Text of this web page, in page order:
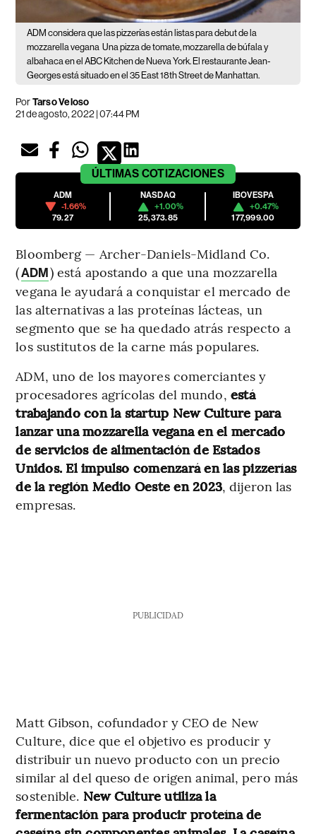
ADM considera que las pizzerías están listas para debut de la
mozzarella vegana Una pizza de tomate, mozzarella de búfala y
albahaca en el ABC Kitchen de Nueva York. El restaurante Jean-
Georges está situado en el 35 East 18th Street de Manhattan.
PorTarso Veloso
21 de agosto, 2022 | 07:44 PM
ÚLTIMAS COTIZACIONES
ADM
-1.66%
79.27
NASDAQ
+1.00%
25,373.85
IBOVESPA
+0.47%
177,999.00
Bloomberg — Archer-Daniels-Midland Co.
(ADM) está apostando a que una mozzarella
vegana le ayudará a conquistar el mercado de
las alternativas a las proteínas lácteas, un
segmento que se ha quedado atrás respecto a
los sustitutos de la carne más populares.
ADM, uno de los mayores comerciantes y
procesadores agrícolas del mundo, está
trabajando con la startup New Culture para
lanzar una mozzarella vegana en el mercado
de servicios de alimentación de Estados
Unidos. El impulso comenzará en las pizzerías
de la región Medio Oeste en 2023, dijeron las
empresas.
PUBLICIDAD
Matt Gibson, cofundador y CEO de New
Culture, dice que el objetivo es producir y
distribuir un nuevo producto con un precio
similar al del queso de origen animal, pero más
sostenible. New Culture utiliza la
fermentación para producir proteína de